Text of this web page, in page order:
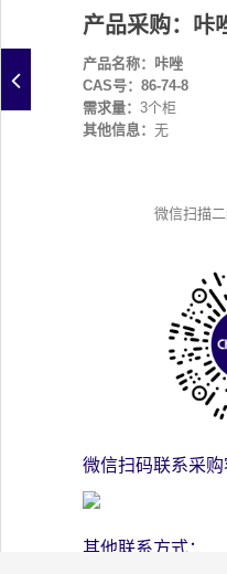
不可靠实体清单（UEL）
产品采购：咔
产品名称：咔唑
CAS号：86-74-8
需求量： 3个柜
其他信息： 无
微信扫描
微信扫码联系采购
其他联系方式：